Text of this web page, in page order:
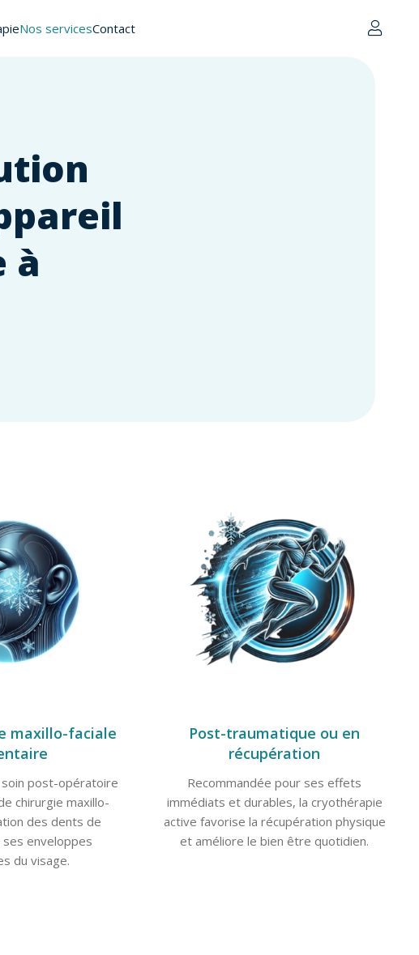
Nos servicesContact
à
maxillo-faciale
soin post-opératoire
chirurgie maxillo-
des dents de
enveloppes
du visage.
Post-traumatique ou en
récupération
Recommandée pour ses effets
immédiats et durables, la cryothérapie
active favorise la récupération physique
et améliore le bien être quotidien.